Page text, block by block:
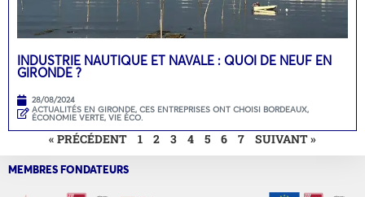
INDUSTRIE NAUTIQUE ET NAVALE : QUOI DE NEUF EN
GIRONDE ?
28/08/2024
ACTUALITÉS EN GIRONDE, CES ENTREPRISES ONT CHOISI BORDEAUX,
ÉCONOMIE VERTE, VIE ÉCO.
« PRÉCÉDENT 1 2 3 4 5 6 7 SUIVANT »
MEMBRES FONDATEURS